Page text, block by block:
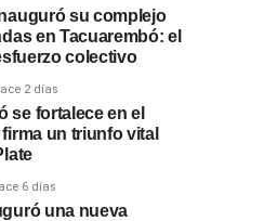
su complejo
en Tacuarembó: el
colectivo
2 días
se fortalece en el
un triunfo vital
6 días
una nueva